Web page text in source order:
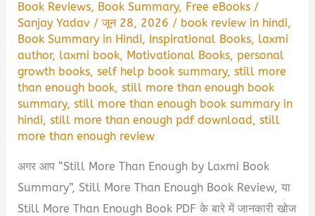
Book Reviews, Book Summary, Free eBooks /
Sanjay Yadav /जून 28, 2026 / book review in hindi,
Book Summary in Hindi, Inspirational Books, laxmi
author, laxmi book, Motivational Books,personal
growth books,self help book summary,still more
than enough book,still more than enough book
summary,still more than enough book summary in
hindi,still more than enough pdf download,still
more than enough review
अगर आप “Still More Than Enough by Laxmi Book
Summary”, Still More Than Enough Book Review, या
Still More Than Enough Book PDF के बारे में जानकारी खोज